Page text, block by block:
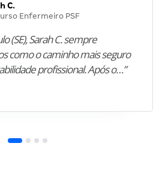
C.
Enfermeiro PSF
(SE), Sarah C. sempre
como o caminho mais seguro
profissional. Após o…”